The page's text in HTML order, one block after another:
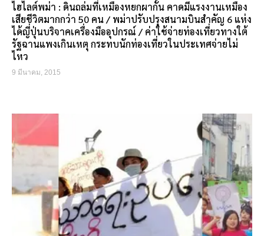
ไฮไลต์พม่า : ดินถล่มที่เหมืองหยกผากั้น คาดมีแรงงานเหมือง
เสียชีวิตมากกว่า 50 คน / พม่าปรับปรุงสนามบินสำคัญ 6 แห่ง
ได้ญี่ปุ่นบริจาคเครื่องมืออุปกรณ์ / ค่าใช้จ่ายท่องเที่ยวทางใต้
รัฐฉานแพงเกินเหตุ กระทบนักท่องเที่ยวในประเทศจ่ายไม่
ไหว
9 มีนาคม, 2015